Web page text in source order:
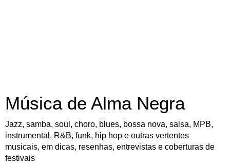
Música de Alma Negra
Jazz, samba, soul, choro, blues, bossa nova, salsa, MPB,
instrumental, R&B, funk, hip hop e outras vertentes
musicais, em dicas, resenhas, entrevistas e coberturas de
festivais